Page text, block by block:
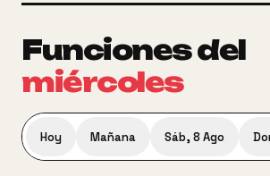
Funcionesdel
miércoles
Hoy Mañana Sáb, 8 Ago